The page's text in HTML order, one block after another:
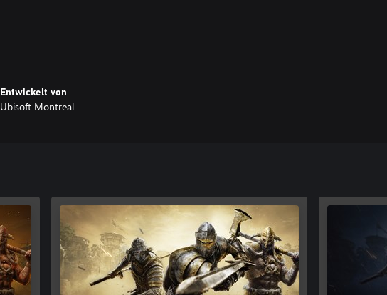
Entwickelt von
Ubisoft Montreal